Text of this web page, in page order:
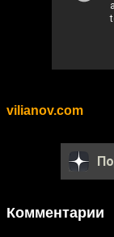
vilianov.com
Комментарии